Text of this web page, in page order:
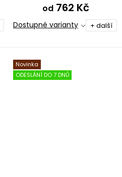
od762 Kč
Dostupné varianty + další
Novinka
ODESLÁNÍ DO 7 DNŮ